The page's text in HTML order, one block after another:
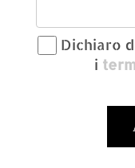
Dichiaro
i